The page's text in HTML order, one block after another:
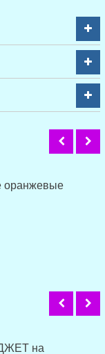
оранжевые
на